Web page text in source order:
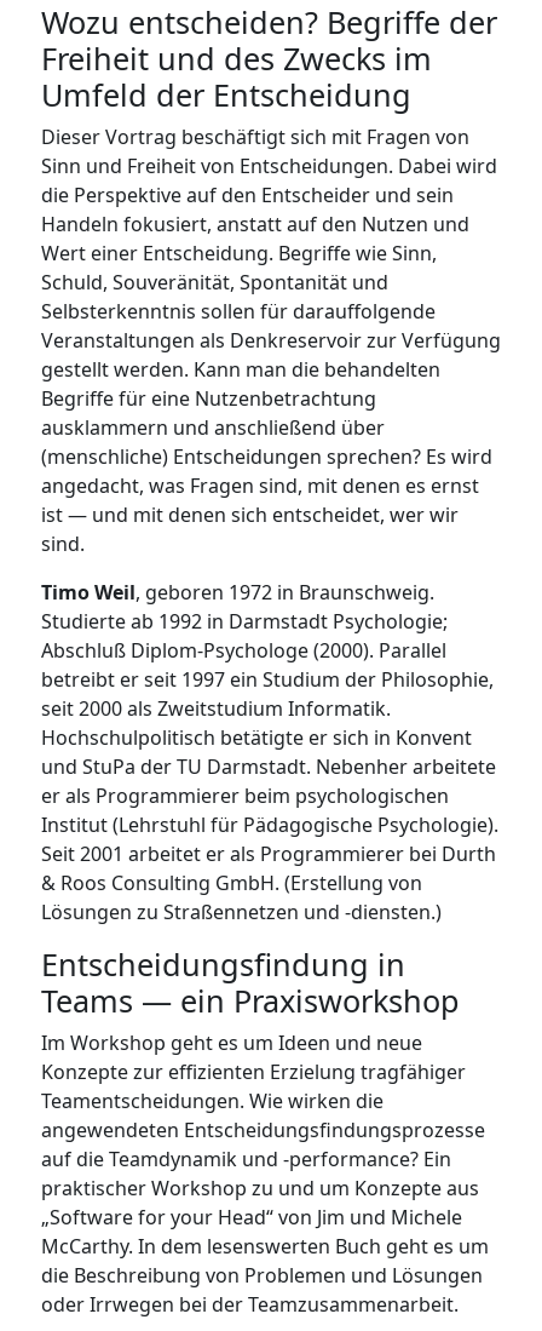
Wozu entscheiden? Begriffe der
Freiheit und des Zwecks im
Umfeld der Entscheidung
Dieser Vortrag beschäftigt sich mit Fragen von
Sinn und Freiheit von Entscheidungen. Dabei wird
die Perspektive auf den Entscheider und sein
Handeln fokusiert, anstatt auf den Nutzen und
Wert einer Entscheidung. Begriffe wie Sinn,
Schuld, Souveränität, Spontanität und
Selbsterkenntnis sollen für darauffolgende
Veranstaltungen als Denkreservoir zur Verfügung
gestellt werden. Kann man die behandelten
Begriffe für eine Nutzenbetrachtung
ausklammern und anschließend über
(menschliche) Entscheidungen sprechen? Es wird
angedacht, was Fragen sind, mit denen es ernst
ist — und mit denen sich entscheidet, wer wir
sind.
Timo Weil, geboren 1972 in Braunschweig.
Studierte ab 1992 in Darmstadt Psychologie;
Abschluß Diplom-Psychologe (2000). Parallel
betreibt er seit 1997 ein Studium der Philosophie,
seit 2000 als Zweitstudium Informatik.
Hochschulpolitisch betätigte er sich in Konvent
und StuPa der TU Darmstadt. Nebenher arbeitete
er als Programmierer beim psychologischen
Institut (Lehrstuhl für Pädagogische Psychologie).
Seit 2001 arbeitet er als Programmierer bei Durth
& Roos Consulting GmbH. (Erstellung von
Lösungen zu Straßennetzen und -diensten.)
Entscheidungsfindung in
Teams — ein Praxisworkshop
Im Workshop geht es um Ideen und neue
Konzepte zur effizienten Erzielung tragfähiger
Teamentscheidungen. Wie wirken die
angewendeten Entscheidungsfindungsprozesse
auf die Teamdynamik und -performance? Ein
praktischer Workshop zu und um Konzepte aus
„Software for your Head“ von Jim und Michele
McCarthy. In dem lesenswerten Buch geht es um
die Beschreibung von Problemen und Lösungen
oder Irrwegen bei der Teamzusammenarbeit.